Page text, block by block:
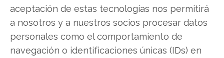
aceptación de estas tecnologías nos permitirá
a nosotros y a nuestros socios procesar datos
personales como el comportamiento de
navegación o identificaciones únicas (IDs) en
Compartir este artículo
Twitter